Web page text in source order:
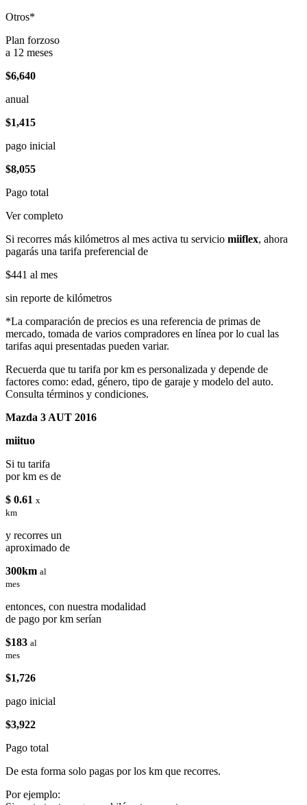
Otros*
Plan forzoso
a 12 meses
$6,640
anual
$1,415
pago inicial
$8,055
Pago total
Ver completo
Si recorres más kilómetros al mes activa tu servicio miiflex, ahora
pagarás una tarifa preferencial de
$441 al mes
sin reporte de kilómetros
*La comparación de precios es una referencia de primas de
mercado, tomada de varios compradores en línea por lo cual las
tarifas aqui presentadas pueden variar.
Recuerda que tu tarifa por km es personalizada y depende de
factores como: edad, género, tipo de garaje y modelo del auto.
Consulta términos y condiciones.
Mazda 3 AUT 2016
miituo
Si tu tarifa
por km es de
$ 0.61 x
km
y recorres un
aproximado de
300km al
mes
entonces, con nuestra modalidad
de pago por km serían
$183 al
mes
$1,726
pago inicial
$3,922
Pago total
De esta forma solo pagas por los km que recorres.
Por ejemplo: